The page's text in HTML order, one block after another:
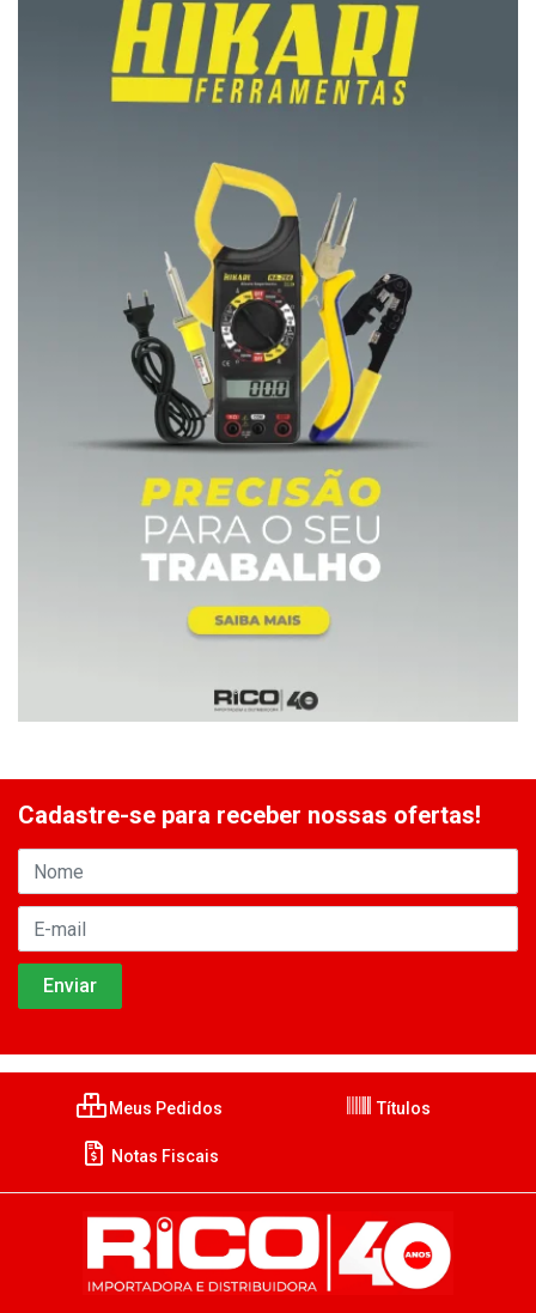
Cadastre-se para receber nossas ofertas!
Meus Pedidos Títulos
Notas Fiscais